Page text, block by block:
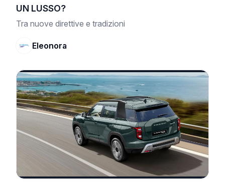
UN LUSSO?
Tra nuove direttive e tradizioni
Eleonora